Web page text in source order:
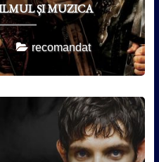
ȘI MUZICA
recomandat